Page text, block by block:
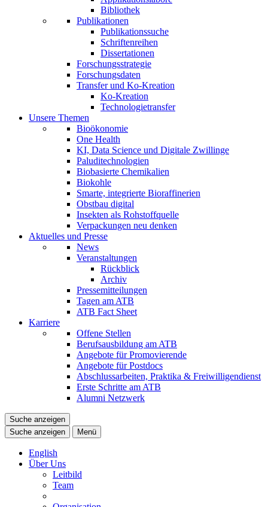
Bibliothek
Publikationen
Publikationssuche
Schriftenreihen
Dissertationen
Forschungsstrategie
Forschungsdaten
Transfer und Ko-Kreation
Ko-Kreation
Technologietransfer
Unsere Themen
Bioökonomie
One Health
KI, Data Science und Digitale Zwillinge
Paluditechnologien
Biobasierte Chemikalien
Biokohle
Smarte, integrierte Bioraffinerien
Obstbau digital
Insekten als Rohstoffquelle
Verpackungen neu denken
Aktuelles und Presse
News
Veranstaltungen
Rückblick
Archiv
Pressemitteilungen
Tagen am ATB
ATB Fact Sheet
Karriere
Offene Stellen
Berufsausbildung am ATB
Angebote für Promovierende
Angebote für Postdocs
Abschlussarbeiten, Praktika & Freiwilligendienst
Erste Schritte am ATB
Alumni Netzwerk
Suche anzeigen
Suche anzeigen
Menü
English
Über Uns
Leitbild
Team